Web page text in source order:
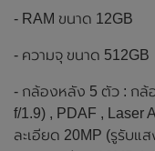
- RAM ขนาด 12GB
- ความจุ ขนาด 512GB
- กล้องหลัง 5 ตัว : กล้
f/1.9) , PDAF , Laser
ละเอียด 20MP (รูรับแ